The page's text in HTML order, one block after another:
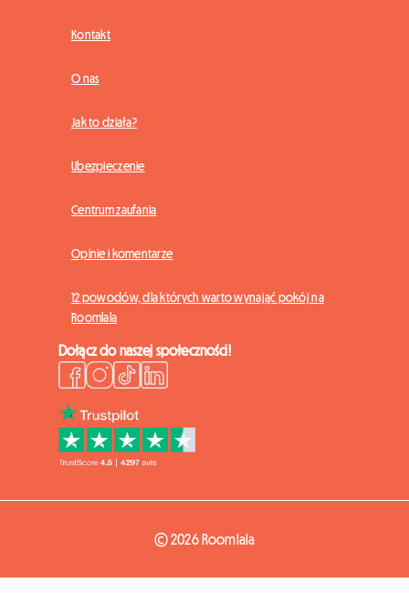
Kontakt
O nas
Jak to działa?
Ubezpieczenie
Centrum zaufania
Opinie i komentarze
12 powodów, dla których warto wynająć pokój na
Roomlala
Dołącz do naszej społeczności!
© 2026 Roomlala